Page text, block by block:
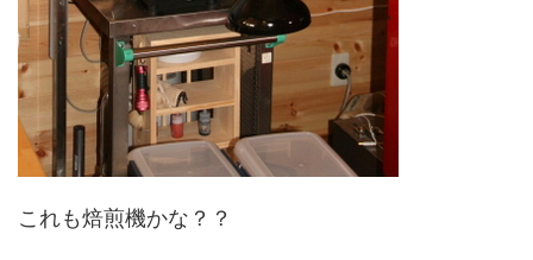
これも焙煎機かな？？